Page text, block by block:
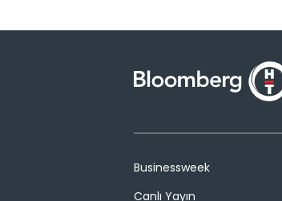
Businessweek
Canlı Yayın